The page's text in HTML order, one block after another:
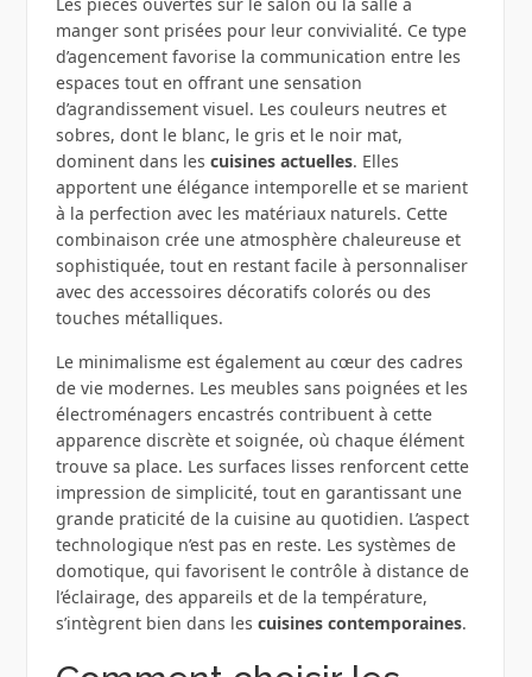
manger sont prisées pour leur convivialité. Ce type
d’agencement favorise la communication entre les
espaces tout en offrant une sensation
d’agrandissement visuel. Les couleurs neutres et
sobres, dont le blanc, le gris et le noir mat,
dominent dans les cuisines actuelles. Elles
apportent une élégance intemporelle et se marient
à la perfection avec les matériaux naturels. Cette
combinaison crée une atmosphère chaleureuse et
sophistiquée, tout en restant facile à personnaliser
avec des accessoires décoratifs colorés ou des
touches métalliques.
Le minimalisme est également au cœur des cadres
de vie modernes. Les meubles sans poignées et les
électroménagers encastrés contribuent à cette
apparence discrète et soignée, où chaque élément
trouve sa place. Les surfaces lisses renforcent cette
impression de simplicité, tout en garantissant une
grande praticité de la cuisine au quotidien. L’aspect
technologique n’est pas en reste. Les systèmes de
domotique, qui favorisent le contrôle à distance de
l’éclairage, des appareils et de la température,
s’intègrent bien dans les cuisines contemporaines.